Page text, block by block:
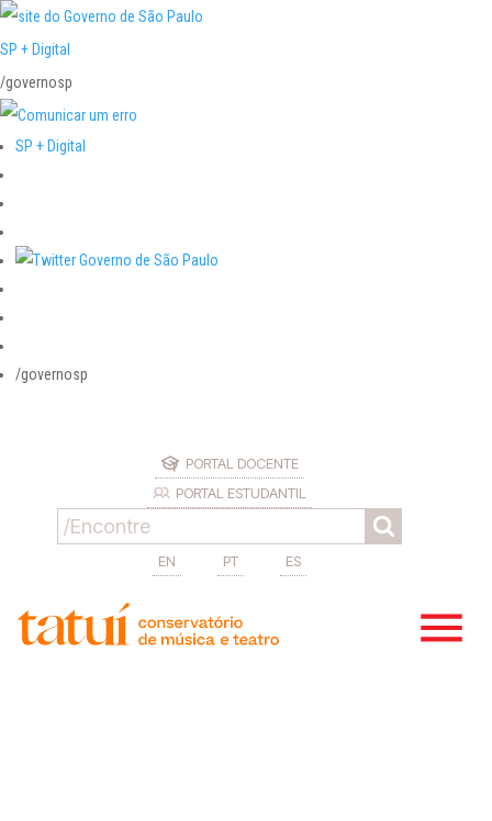
SP + Digital
/governosp
SP + Digital
/governosp
PORTAL DOCENTE
PORTAL ESTUDANTIL
EN PT ES